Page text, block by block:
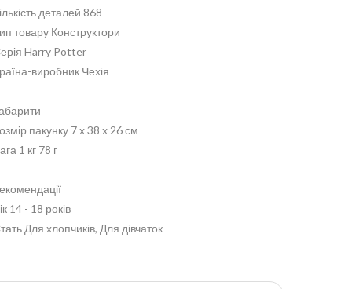
деталей 868
товару Конструктори
Harry Potter
виробник Чехія
пакунку 7 x 38 x 26 см
1 кг 78 г
14 - 18 років
Для хлопчиків, Для дівчаток